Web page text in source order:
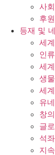
사
후
등재 및
세
인
세
생
세
유
창
글
석
지